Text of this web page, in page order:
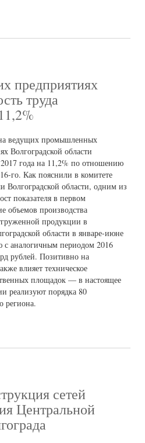
предприятиях
труда
ведущих промышленных
Волгоградской области
года на 11,2% по отношению
го. Как пояснили в комитете
Волгоградской области, одним из
показателя в первом
объемов производства
продукции в
области в январе-июне
с аналогичным периодом 2016
рублей. Позитивно на
влияет техническое
площадок — в настоящее
реализуют порядка 80
региона.
сетей
Центральной